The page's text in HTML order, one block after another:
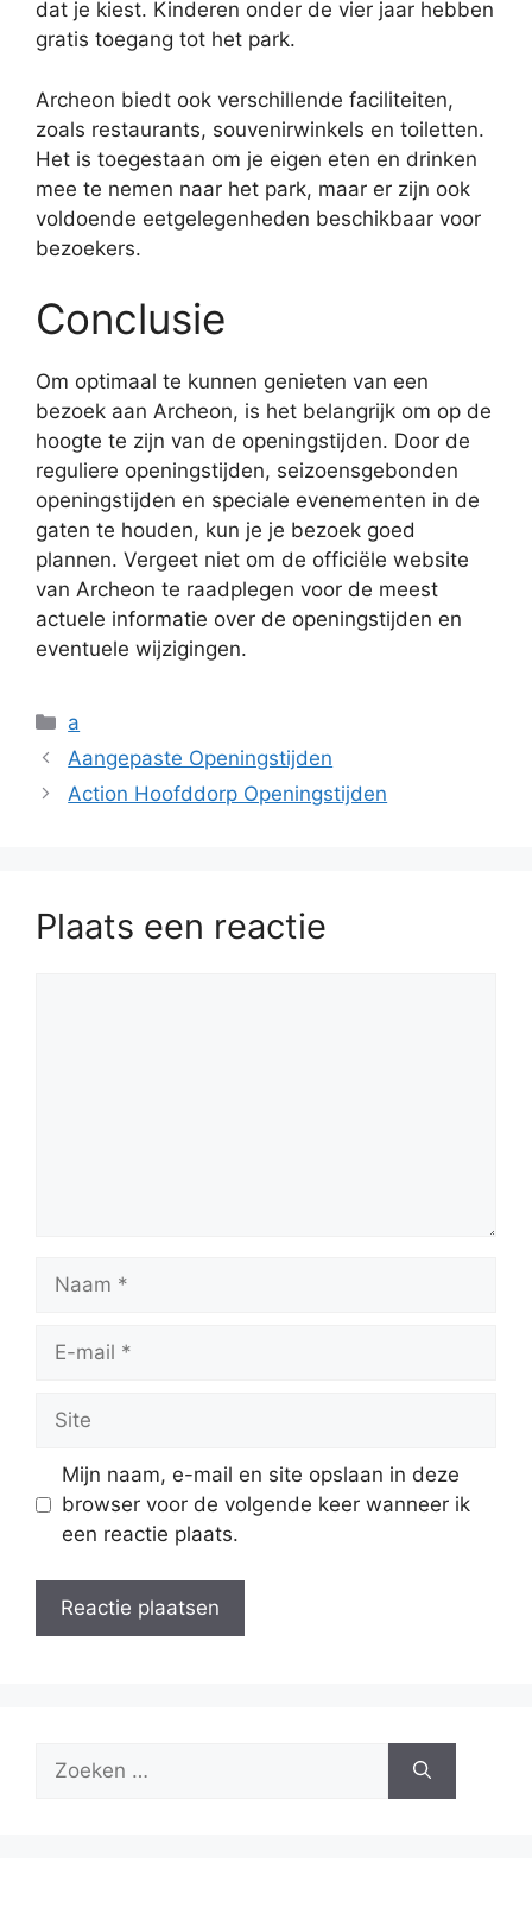
dat je kiest. Kinderen onder de vier jaar hebben
gratis toegang tot het park.
Archeon biedt ook verschillende faciliteiten,
zoals restaurants, souvenirwinkels en toiletten.
Het is toegestaan om je eigen eten en drinken
mee te nemen naar het park, maar er zijn ook
voldoende eetgelegenheden beschikbaar voor
bezoekers.
Conclusie
Om optimaal te kunnen genieten van een
bezoek aan Archeon, is het belangrijk om op de
hoogte te zijn van de openingstijden. Door de
reguliere openingstijden, seizoensgebonden
openingstijden en speciale evenementen in de
gaten te houden, kun je je bezoek goed
plannen. Vergeet niet om de officiële website
van Archeon te raadplegen voor de meest
actuele informatie over de openingstijden en
eventuele wijzigingen.
Categorieën
a
Aangepaste Openingstijden
Action Hoofddorp Openingstijden
Plaats een reactie
Naam
Site
Mijn naam, e-mail en site opslaan in deze
browser voor de volgende keer wanneer ik
een reactie plaats.
naar: